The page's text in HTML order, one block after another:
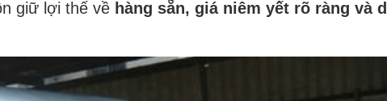
giữ lợi thế về hàng sẵn, giá niêm yết rõ ràng và